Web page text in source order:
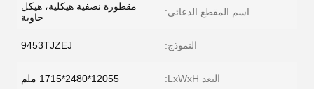
اسم المقطع الدعائي:
مقطورة نصفية هيكلية، هيكل
حاوية
النموذج: 9453TJZEJ
البعد LxWxH: 12055*2480*1715 ملم